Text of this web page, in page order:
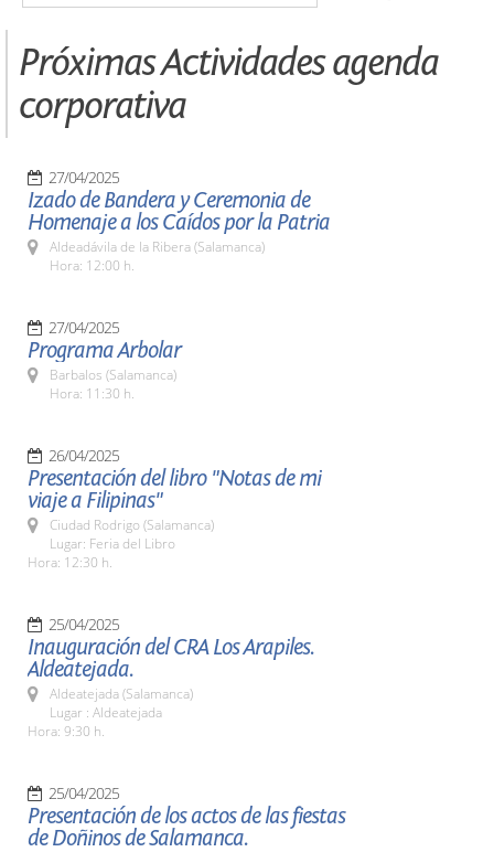
Próximas Actividades agenda
corporativa
27/04/2025
Izado de Bandera y Ceremonia de
Homenaje a los Caídos por la Patria
Aldeadávila de la Ribera (Salamanca)
Hora: 12:00 h.
27/04/2025
Programa Arbolar
Barbalos (Salamanca)
Hora: 11:30 h.
26/04/2025
Presentación del libro "Notas de mi
viaje a Filipinas"
Ciudad Rodrigo (Salamanca)
Lugar: Feria del Libro
Hora: 12:30 h.
25/04/2025
Inauguración del CRA Los Arapiles.
Aldeatejada.
Aldeatejada (Salamanca)
Lugar : Aldeatejada
Hora: 9:30 h.
25/04/2025
Presentación de los actos de las fiestas
de Doñinos de Salamanca.